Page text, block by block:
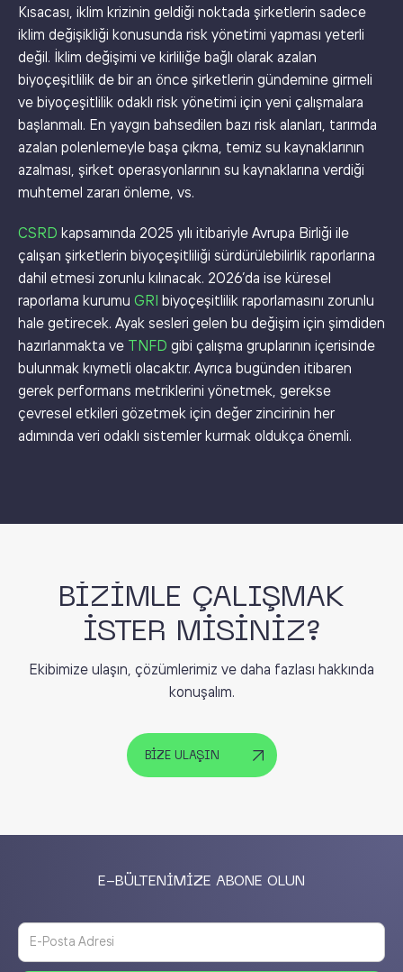
Kısacası, iklim krizinin geldiği noktada şirketlerin sadece
iklim değişikliği konusunda risk yönetimi yapması yeterli
değil. İklim değişimi ve kirliliğe bağlı olarak azalan
biyoçeşitlilik de bir an önce şirketlerin gündemine girmeli
ve biyoçeşitlilik odaklı risk yönetimi için yeni çalışmalara
başlanmalı. En yaygın bahsedilen bazı risk alanları, tarımda
azalan polenlemeyle başa çıkma, temiz su kaynaklarının
azalması, şirket operasyonlarının su kaynaklarına verdiği
muhtemel zararı önleme, vs.
CSRD kapsamında 2025 yılı itibariyle Avrupa Birliği ile
çalışan şirketlerin biyoçeşitliliği sürdürülebilirlik raporlarına
dahil etmesi zorunlu kılınacak. 2026’da ise küresel
raporlama kurumu GRI
biyoçeşitlilik raporlamasını zorunlu
hale getirecek. Ayak sesleri gelen bu değişim için şimdiden
hazırlanmakta ve
TNFD gibi çalışma gruplarının içerisinde
bulunmak kıymetli olacaktır. Ayrıca bugünden itibaren
gerek performans metriklerini yönetmek, gerekse
çevresel etkileri gözetmek için değer zincirinin her
adımında veri odaklı sistemler kurmak oldukça önemli.
BİZİMLE ÇALIŞMAK
İSTER MİSİNİZ?
Ekibimize ulaşın, çözümlerimiz ve daha fazlası hakkında
konuşalım.
BİZE ULAŞIN
E-BÜLTENİMİZE ABONE OLUN